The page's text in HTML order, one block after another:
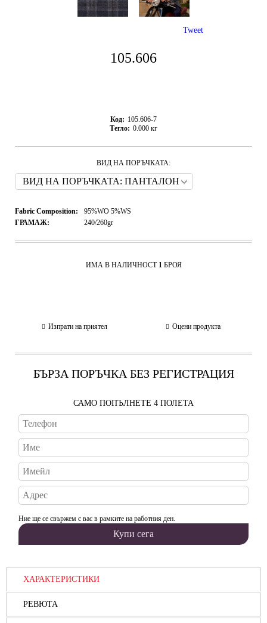
105.606
Код: 105.606-7
Тегло: 0.000 кг
ВИД НА ПОРЪЧКАТА:
Fabric Composition:
95%WO 5%WS
ГРАМАЖ:
240/260gr
ИМА В НАЛИЧНОСТ 1БРОЯ
Изпрати на приятел Оцени продукта
БЪРЗА ПОРЪЧКА БЕЗ РЕГИСТРАЦИЯ
САМО ПОПЪЛНЕТЕ 4 ПОЛЕТА
Ние ще се свържем с вас в рамките на работния ден.
Tweet
ХАРАКТЕРИСТИКИ
РЕВЮТА